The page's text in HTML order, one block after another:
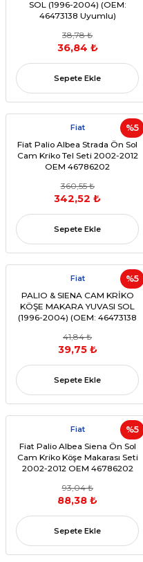
SOL (1996-2004) (OEM:
46473138 Uyumlu)
38,78 ₺
36,84 ₺
Sepete Ekle
%5
Fiat
Fiat Palio Albea Strada Ön Sol
Cam Kriko Tel Seti 2002-2012
OEM 46786202
360,55 ₺
342,52 ₺
Sepete Ekle
%5
Fiat
PALIO & SIENA CAM KRİKO
KÖŞE MAKARA YUVASI SOL
(1996-2004) (OEM: 46473138
41,84 ₺
39,75 ₺
Sepete Ekle
%5
Fiat
Fiat Palio Albea Siena Ön Sol
Cam Kriko Köşe Makarası Seti
2002-2012 OEM 46786202
93,04 ₺
88,38 ₺
Sepete Ekle